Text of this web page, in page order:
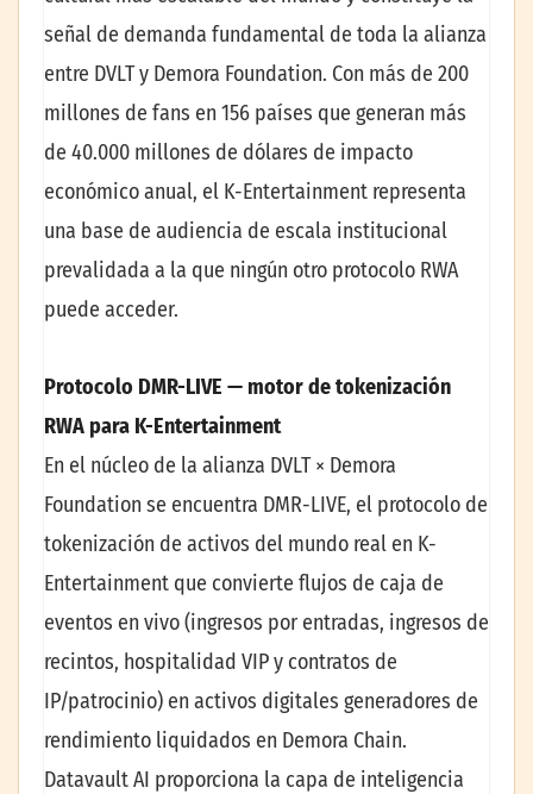
señal de demanda fundamental de toda la alianza
entre DVLT y Demora Foundation. Con más de 200
millones de fans en 156 países que generan más
de 40.000 millones de dólares de impacto
económico anual, el K-Entertainment representa
una base de audiencia de escala institucional
prevalidada a la que ningún otro protocolo RWA
puede acceder.
Protocolo DMR-LIVE — motor de tokenización
RWA para K-Entertainment
En el núcleo de la alianza DVLT × Demora
Foundation se encuentra DMR-LIVE, el protocolo de
tokenización de activos del mundo real en K-
Entertainment que convierte flujos de caja de
eventos en vivo (ingresos por entradas, ingresos de
recintos, hospitalidad VIP y contratos de
IP/patrocinio) en activos digitales generadores de
rendimiento liquidados en Demora Chain.
Datavault AI proporciona la capa de inteligencia